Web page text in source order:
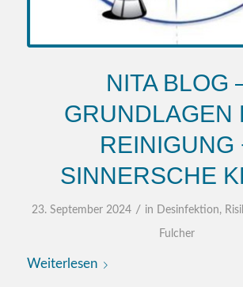
NITA BLOG
GRUNDLAGEN
REINIGUNG
SINNERSCHE
23. September 2024 / in Desinfektion,
Fulcher
Weiterlesen